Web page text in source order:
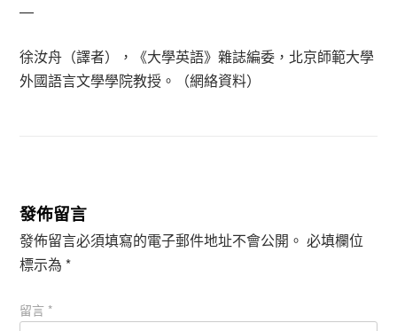
—
徐汝舟（譯者），《大學英語》雜誌編委，北京師範大學
外國語言文學學院教授。（網絡資料）
發佈留言
發佈留言必須填寫的電子郵件地址不會公開。 必填欄位
標示為*
留言*